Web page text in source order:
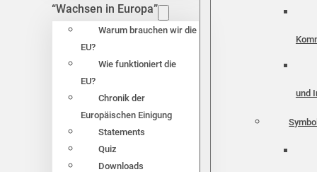
“Wachsen in Europa”
Warum brauchen wir die
EU?
Wie funktioniert die
EU?
Chronik der
Europäischen Einigung
Statements
Quiz
Downloads
und